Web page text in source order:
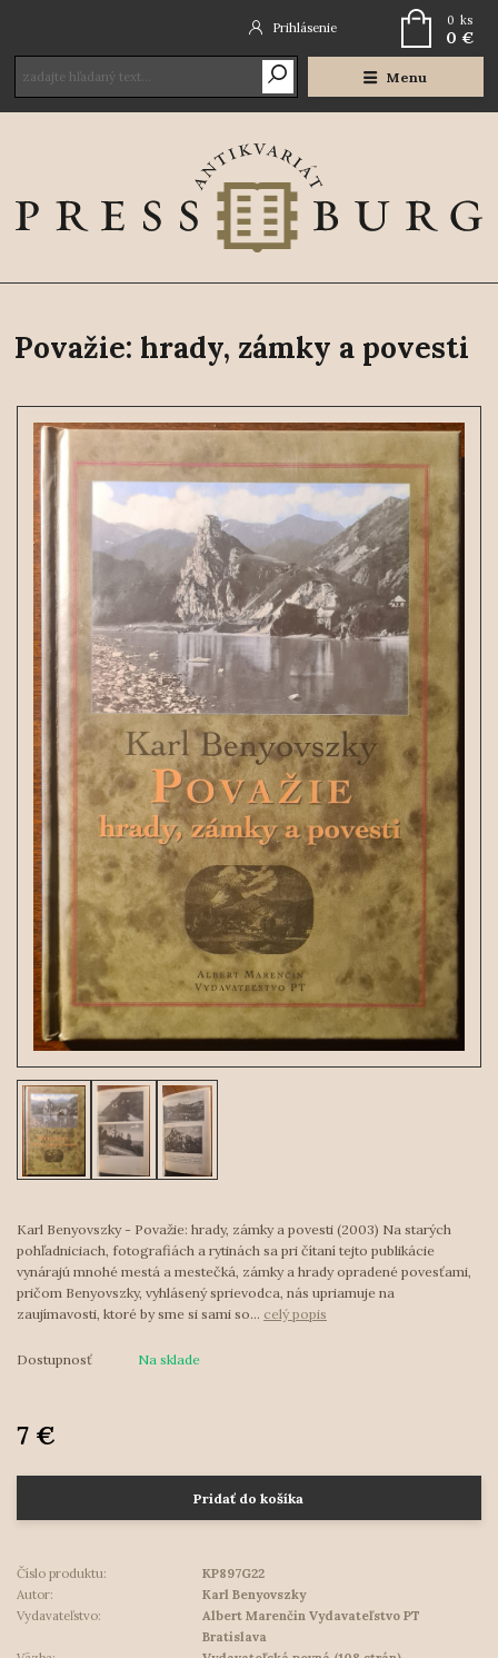
Menu
Prihlásenie 0 ks
0 €
Považie: hrady, zámky a povesti
Karl Benyovszky - Považie: hrady, zámky a povesti (2003) Na starých
pohľadniciach, fotografiách a rytinách sa pri čítaní tejto publikácie
vynárajú mnohé mestá a mestečká, zámky a hrady opradené povesťami,
pričom Benyovszky, vyhlásený sprievodca, nás upriamuje na
zaujímavosti, ktoré by sme si sami so... celý popis
Dostupnosť Na sklade
7 €
Pridať do košíka
Číslo produktu:
KP897G22
Autor:
Karl Benyovszky
Vydavateľstvo:
Albert Marenčin Vydavateľstvo PT
Bratislava